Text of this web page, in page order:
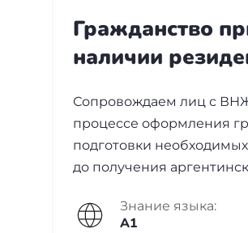
Гражданство
наличии
Сопровождаем лиц с
процессе оформления
подготовки
до получения
Знание языка:
A1